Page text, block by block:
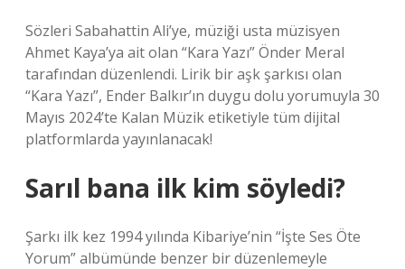
Sözleri Sabahattin Ali’ye, müziği usta müzisyen
Ahmet Kaya’ya ait olan “Kara Yazı” Önder Meral
tarafından düzenlendi. Lirik bir aşk şarkısı olan
“Kara Yazı”, Ender Balkır’ın duygu dolu yorumuyla 30
Mayıs 2024’te Kalan Müzik etiketiyle tüm dijital
platformlarda yayınlanacak!
Sarıl bana ilk kim söyledi?
Şarkı ilk kez 1994 yılında Kibariye’nin “İşte Ses Öte
Yorum” albümünde benzer bir düzenlemeyle